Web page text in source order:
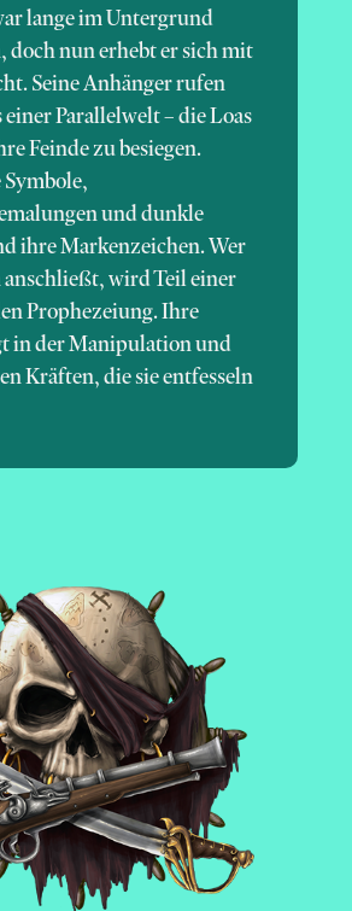
lange im Untergrund
doch nun erhebt er sich mit
Seine Anhänger rufen
einer Parallelwelt – die Loas
Feinde zu besiegen.
und dunkle
ihre Markenzeichen. Wer
wird Teil einer
Prophezeiung. Ihre
in der Manipulation und
Kräften, die sie entfesseln